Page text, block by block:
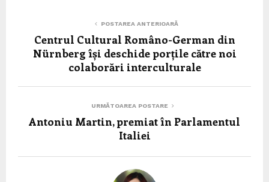
POSTAREA ANTERIOARĂ
Centrul Cultural Româno-German din
Nürnberg își deschide porțile către noi
colaborări interculturale
URMĂTOAREA POSTARE
Antoniu Martin, premiat în Parlamentul
Italiei